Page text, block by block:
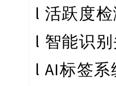
l 活跃度
l 智能识
l AI标签